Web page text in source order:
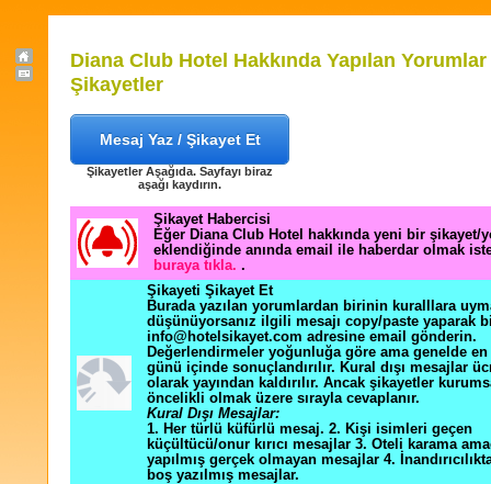
Diana Club Hotel Hakkında Yapılan
Şikayetler
Mesaj Yaz / Şikayet Et
Şikayetler Aşağıda. Sayfayı biraz
aşağı kaydırın.
Şikayet Habercisi
Eğer Diana Club Hotel hakkında yeni bir şikayet/
eklendiğinde anında email ile haberdar olmak
buraya tıkla. .
Şikayeti Şikayet Et
Burada yazılan yorumlardan birinin kuralllara
düşünüyorsanız ilgili mesajı copy/paste yaparak
info@hotelsikayet.com adresine email gönderin.
Değerlendirmeler yoğunluğa göre ama genelde
günü içinde sonuçlandırılır. Kural dışı mesajlar
olarak yayından kaldırılır. Ancak şikayetler
öncelikli olmak üzere sırayla cevaplanır.
Kural Dışı Mesajlar:
1. Her türlü küfürlü mesaj. 2. Kişi isimleri geçen
küçültücü/onur kırıcı mesajlar 3. Oteli karama
yapılmış gerçek olmayan mesajlar 4.
boş yazılmış mesajlar.